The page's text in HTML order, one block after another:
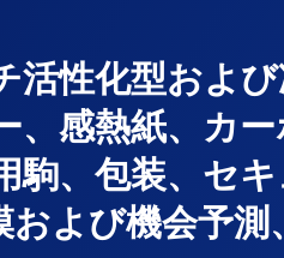
性化型およ
、感熱紙、カ
駒、包装、セ
および機会予測